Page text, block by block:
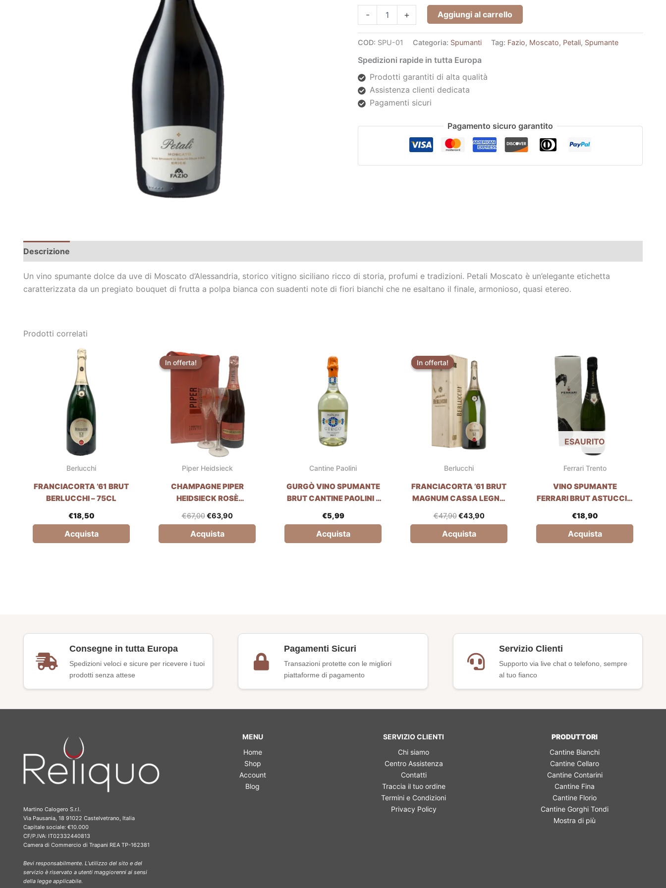
- + Aggiungi al carrello
COD: SPU-01 Categoria: Spumanti Tag: Fazio, Moscato, Petali, Spumante
Spedizioni rapide in tutta Europa
Prodotti garantiti di alta qualità
Assistenza clienti dedicata
Pagamenti sicuri
Pagamento sicuro garantito
Descrizione
Un vino spumante dolce da uve di Moscato d’Alessandria, storico vitigno siciliano ricco di storia, profumi e tradizioni. Petali Moscato è un’elegante etichetta
caratterizzata da un pregiato bouquet di frutta a polpa bianca con suadenti note di fiori bianchi che ne esaltano il finale, armonioso, quasi etereo.
Prodotti correlati
Berlucchi
FRANCIACORTA ’61 BRUT
BERLUCCHI – 75CL
€18,50
Acquista
In offerta!
Piper Heidsieck
In offerta!
CHAMPAGNE PIPER
HEIDSIECK ROSÈ
75CL
€67,00
prezzo
originale
era:
€67,00.
€63,90
prezzo
attuale
è:
€63,90.
Acquista
Cantine Paolini
GURGÒ VINO SPUMANTE
BRUT CANTINE PAOLINI –
€5,99
Acquista
In offerta!
Berlucchi
In offerta!
FRANCIACORTA ’61 BRUT
MAGNUM CASSA LEGNO
€47,90
prezzo
originale
era:
€47,90.
€43,90
Acquista
ESAURITO
Ferrari Trento
VINO SPUMANTE
FERRARI BRUT ASTUCCIO
€18,90
Acquista
Consegne in tutta Europa
Spedizioni veloci e sicure per ricevere i tuoi
prodotti senza attese
Pagamenti Sicuri
Transazioni protette con le migliori
piattaforme di pagamento
Servizio Clienti
Supporto via live chat o telefono, sempre
al tuo fianco
Martino Calogero S.r.l.
Via Pausania, 18 91022 Castelvetrano, Italia
Capitale sociale: €10.000
CF/P.IVA: IT02332440813
Camera di Commercio di Trapani REA TP-162381
Bevi responsabilmente. L’utilizzo del sito e del
servizio è riservato a utenti maggiorenni ai sensi
della legge applicabile.
MENU
Home
Shop
Account
Blog
SERVIZIO CLIENTI
Chi siamo
Centro Assistenza
Contatti
Traccia il tuo ordine
Termini e Condizioni
Privacy Policy
PRODUTTORI
Cantine Bianchi
Cantine Cellaro
Cantine Contarini
Cantine Fina
Cantine Florio
Cantine Gorghi Tondi
Mostra di più